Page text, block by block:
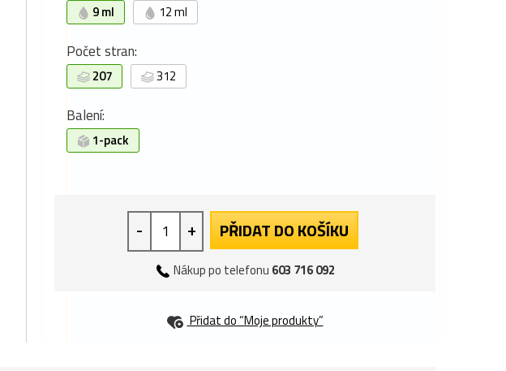
9 ml 12 ml
Počet stran:
207 312
Balení:
1-pack
- + PŘIDAT DO KOŠÍKU
Nákup po telefonu 603 716 092
Přidat do “Moje produkty”